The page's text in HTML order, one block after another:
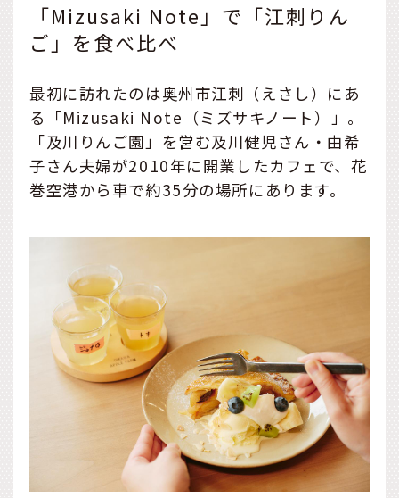
「Mizusaki Note」で「江刺りん
ご」を食べ比べ
最初に訪れたのは奥州市江刺（えさし）にあ
る「Mizusaki Note（ミズサキノート）」。
「及川りんご園」を営む及川健児さん・由希
子さん夫婦が2010年に開業したカフェで、花
巻空港から車で約35分の場所にあります。